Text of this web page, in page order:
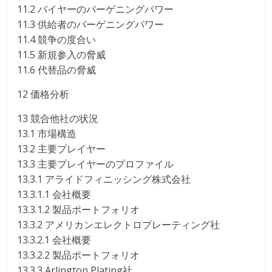
11.2 バイヤーのバーゲニングパワー
11.3 供給者のバーゲニングパワー
11.4 競争の度合い
11.5 新規参入の脅威
11.6 代替品の脅威
12 価格分析
13 競合他社の状況
13.1 市場構造
13.2 主要プレイヤー
13.3 主要プレイヤーのプロファイル
13.3.1 アライドフィニッシング株式会社
13.3.1.1 会社概要
13.3.1.2 製品ポートフォリオ
13.3.2 アメリカンエレクトロプレーティング社
13.3.2.1 会社概要
13.3.2.2 製品ポートフォリオ